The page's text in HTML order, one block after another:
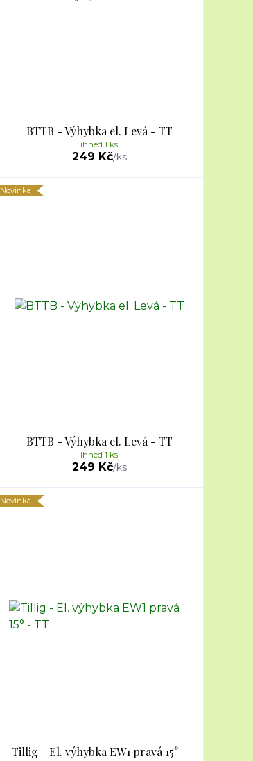
BTTB - Výhybka el. Levá - TT
249 Kč/ks
ihned 1 ks
Novinka
BTTB - Výhybka el. Levá - TT
249 Kč/ks
ihned 1 ks
Novinka
Tillig - El. výhybka EW1 pravá 15° -